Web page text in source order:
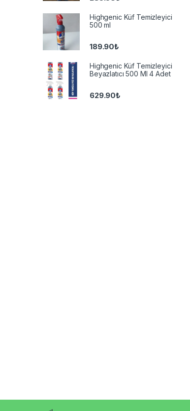
Highgenic Küf Temizleyici
500 ml
189.90₺
Highgenic Küf Temizleyici
Beyazlatıcı 500 Ml 4 Adet
629.90₺